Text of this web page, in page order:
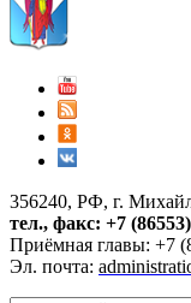
356240, РФ, г.
тел., факс: +7
Приёмная главы: +7
Эл. почта: